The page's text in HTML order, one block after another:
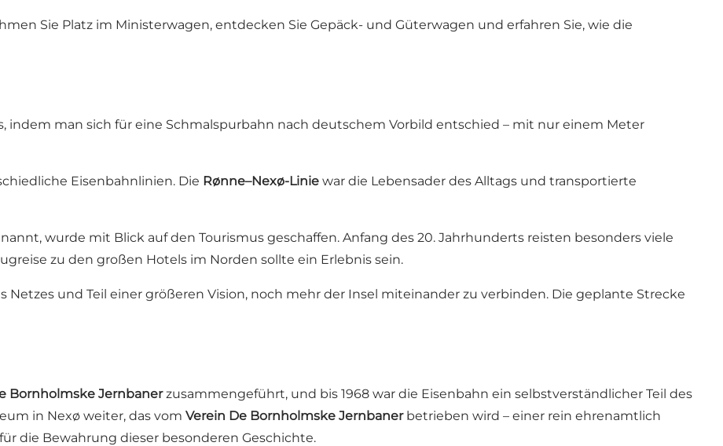
Sie Platz im Ministerwagen, entdecken Sie Gepäck- und Güterwagen und erfahren Sie, wie die
indem man sich für eine Schmalspurbahn nach deutschem Vorbild entschied – mit nur einem Meter
Eisenbahnlinien. Die Rønne–Nexø-Linie war die Lebensader des Alltags und transportierte
wurde mit Blick auf den Tourismus geschaffen. Anfang des 20. Jahrhunderts reisten besonders viele
zu den großen Hotels im Norden sollte ein Erlebnis sein.
Netzes und Teil einer größeren Vision, noch mehr der Insel miteinander zu verbinden. Die geplante Strecke
Bornholmske Jernbanerzusammengeführt, und bis 1968 war die Eisenbahn ein selbstverständlicher Teil des
in Nexø weiter, das vom Verein De Bornholmske Jernbanerbetrieben wird – einer rein ehrenamtlich
die Bewahrung dieser besonderen Geschichte.